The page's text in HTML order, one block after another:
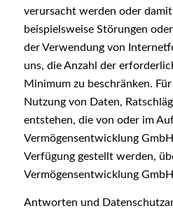
verursacht werden oder
beispielsweise Störungen
der Verwendung von
uns, die Anzahl der
Minimum zu beschränken.
Nutzung von Daten,
entstehen, die von oder im
Vermögensentwicklung
Verfügung gestellt werden,
Vermögensentwicklung
Antworten und